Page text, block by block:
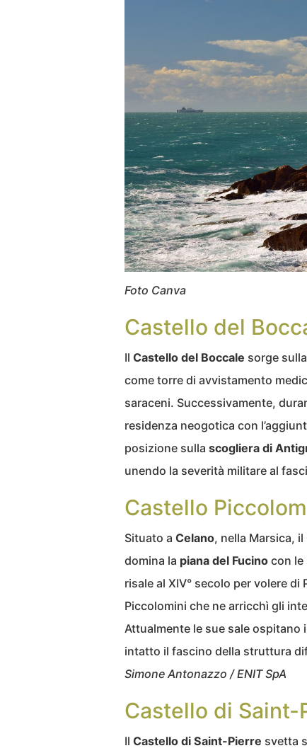
Foto Canva
Castello del
Il Castello del Boccale sorge
come torre di avvistamento
saraceni. Successivamente,
residenza neogotica con
posizione sulla scogliera di
unendo la severità militare al
Castello
Situato a Celano, nella Marsica, il
domina la piana del Fucino con le
risale al XIV° secolo per volere
Piccolomini che ne arricchì gli
Attualmente le sue sale ospitano
intatto il fascino della struttura
Simone Antonazzo / ENIT SpA
Castello di Saint-
Il Castello di Saint-Pierre svetta